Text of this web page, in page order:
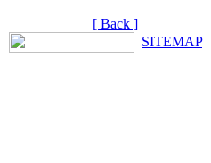
[ Back ]
SITEMAP|